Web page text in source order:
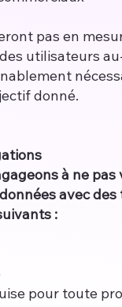
pas en
utilisateurs
donné.
à ne pas
avec des
:
pour toute